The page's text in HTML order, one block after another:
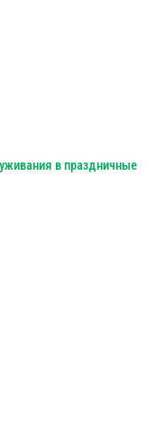
в праздничные